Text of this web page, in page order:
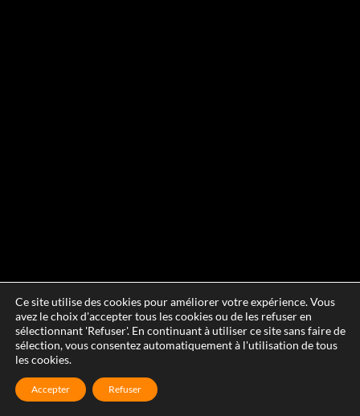
Ce site utilise des cookies pour améliorer votre expérience. Vous
avez le choix d'accepter tous les cookies ou de les refuser en
sélectionnant 'Refuser'. En continuant à utiliser ce site sans faire de
sélection, vous consentez automatiquement à l'utilisation de tous
les cookies.
Accepter Refuser